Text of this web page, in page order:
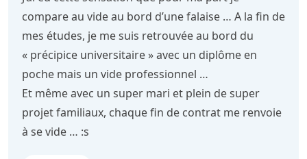
compare au vide au bord d’une falaise … A la fin de
mes études, je me suis retrouvée au bord du
« précipice universitaire » avec un diplôme en
poche mais un vide professionnel …
Et même avec un super mari et plein de super
projet familiaux, chaque fin de contrat me renvoie
à se vide … :s